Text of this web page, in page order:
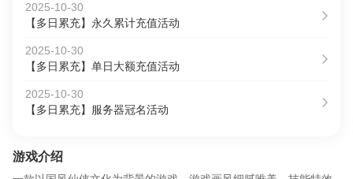
2025-10-30
【多日累充】永久累计充值活动
2025-10-30
【多日累充】单日大额充值活动
2025-10-30
【多日累充】服务器冠名活动
游戏介绍